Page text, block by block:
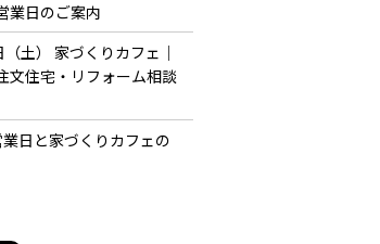
業日のご案内
土） 家づくりカフェ｜
文住宅・リフォーム相談
日と家づくりカフェの